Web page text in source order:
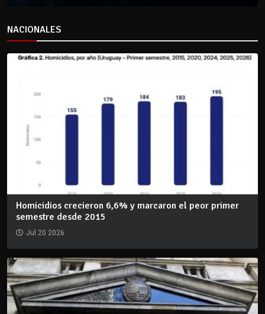
NACIONALES
Homicidios crecieron 6,6% y marcaron el peor primer
semestre desde 2015
Jul 20 2026